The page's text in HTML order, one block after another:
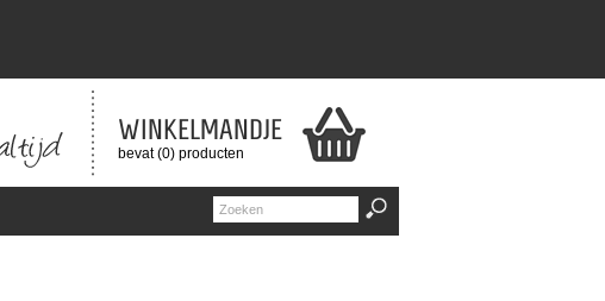
WINKELMANDJE
bevat (0) producten